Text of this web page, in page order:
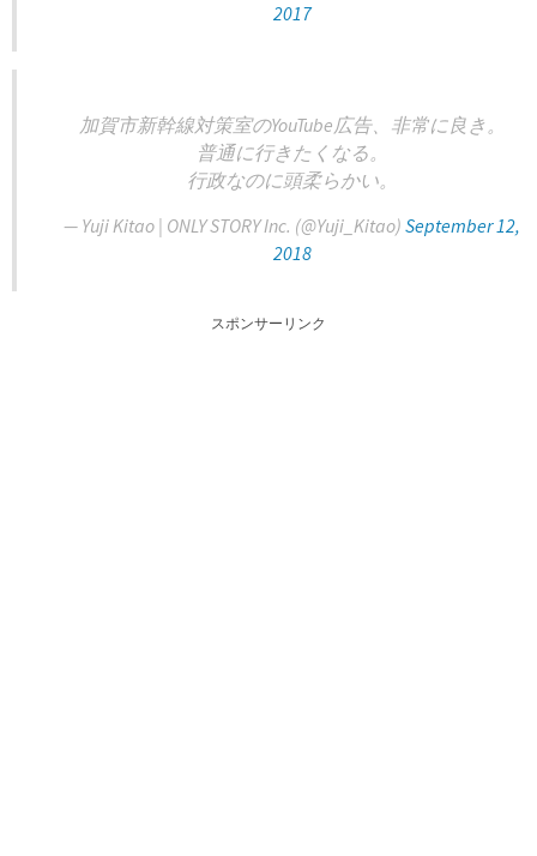
2017
加賀市新幹線対策室のYouTube広告、非常に良き。
普通に行きたくなる。
行政なのに頭柔らかい。
— Yuji Kitao | ONLY STORY Inc. (@Yuji_Kitao) September 12,
2018
スポンサーリンク